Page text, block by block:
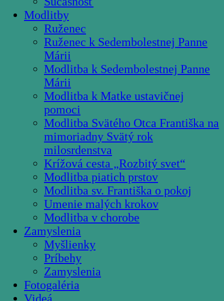
Modlitby
Ruženec
Ruženec k Sedembolestnej Panne
Márii
Modlitba k Sedembolestnej Panne
Márii
Modlitba k Matke ustavičnej
pomoci
Modlitba Svätého Otca Františka na
mimoriadny Svätý rok
milosrdenstva
Krížová cesta „Rozbitý svet“
Modlitba piatich prstov
Modlitba sv. Františka o pokoj
Umenie malých krokov
Modlitba v chorobe
Zamyslenia
Myšlienky
Príbehy
Zamyslenia
Fotogaléria